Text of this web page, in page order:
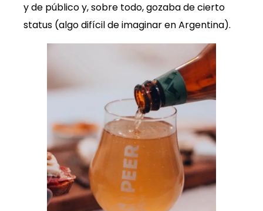
y de público y, sobre todo, gozaba de cierto
status (algo difícil de imaginar en Argentina).